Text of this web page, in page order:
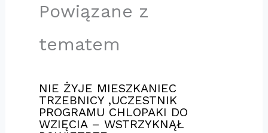
Powiązane z
tematem
NIE ŻYJE MIESZKANIEC
TRZEBNICY ,UCZESTNIK
PROGRAMU CHLOPAKI DO
WZIĘCIA – WSTRZYKNĄŁ